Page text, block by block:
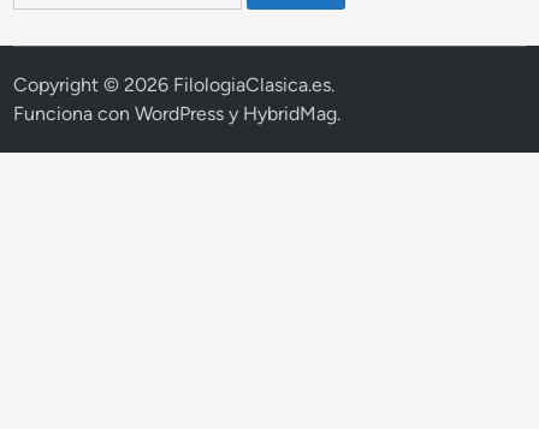
Copyright © 2026 FilologiaClasica.es.
Funciona conWordPress y HybridMag.